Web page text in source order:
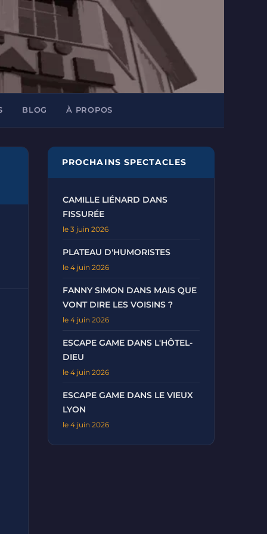
BLOG À PROPOS
PROCHAINS SPECTACLES
CAMILLE LIÉNARD DANS
FISSURÉE
le 3 juin 2026
PLATEAU D'HUMORISTES
le 4 juin 2026
FANNY SIMON DANS MAIS QUE
VONT DIRE LES VOISINS ?
le 4 juin 2026
ESCAPE GAME DANS L'HÔTEL-
DIEU
le 4 juin 2026
ESCAPE GAME DANS LE VIEUX
LYON
le 4 juin 2026